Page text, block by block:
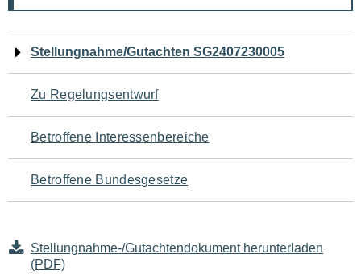
Navigation
für
den
Seiteninhalt
Stellungnahme/Gutachten SG2407230005
Zu Regelungsentwurf
Betroffene Interessenbereiche
Betroffene Bundesgesetze
Stellungnahme-/Gutachtendokument herunterladen
(PDF)